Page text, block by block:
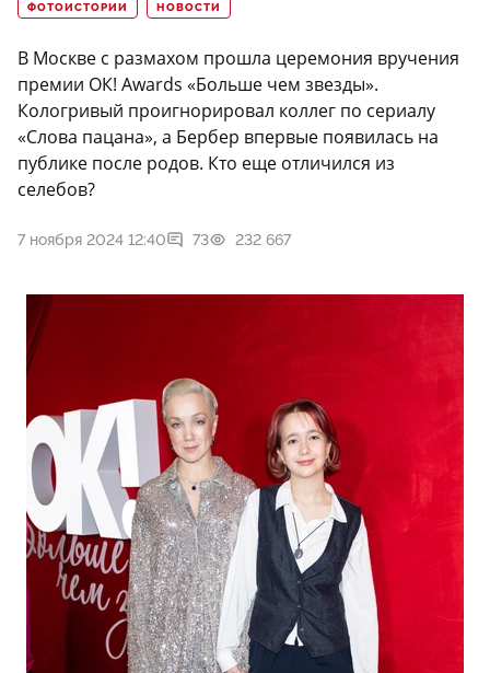
ФОТОИСТОРИИ НОВОСТИ
В Москве с размахом прошла церемония вручения
премии ОК! Awards «Больше чем звезды».
Кологривый проигнорировал коллег по сериалу
«Слова пацана», а Бербер впервые появилась на
публике после родов. Кто еще отличился из
селебов?
7 ноября 2024 12:40 73 232 667